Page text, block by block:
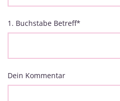
1. Buchstabe Betreff*
Dein Kommentar